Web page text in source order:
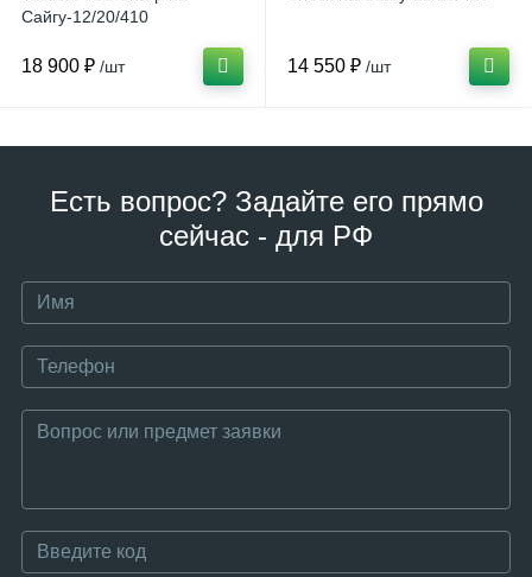
Сайгу-12/20/410
18 900 ₽ /шт 14 550 ₽ /шт
Есть вопрос? Задайте его прямо
сейчас - для РФ